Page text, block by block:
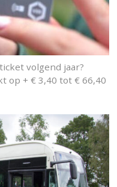
volgend jaar?
op + € 3,40 tot € 66,40